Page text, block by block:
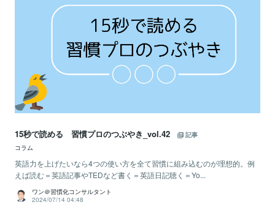
15秒で読める 習慣プロのつぶやき_vol.42
記事
コラム
英語力を上げたいなら4つの使い方を全て習慣に組み込むのが理想的。例
えば読む＝英語記事やTEDなど書く＝英語日記聴く＝Yo...
ワン＠習慣化コンサルタント
2024/07/14 04:48